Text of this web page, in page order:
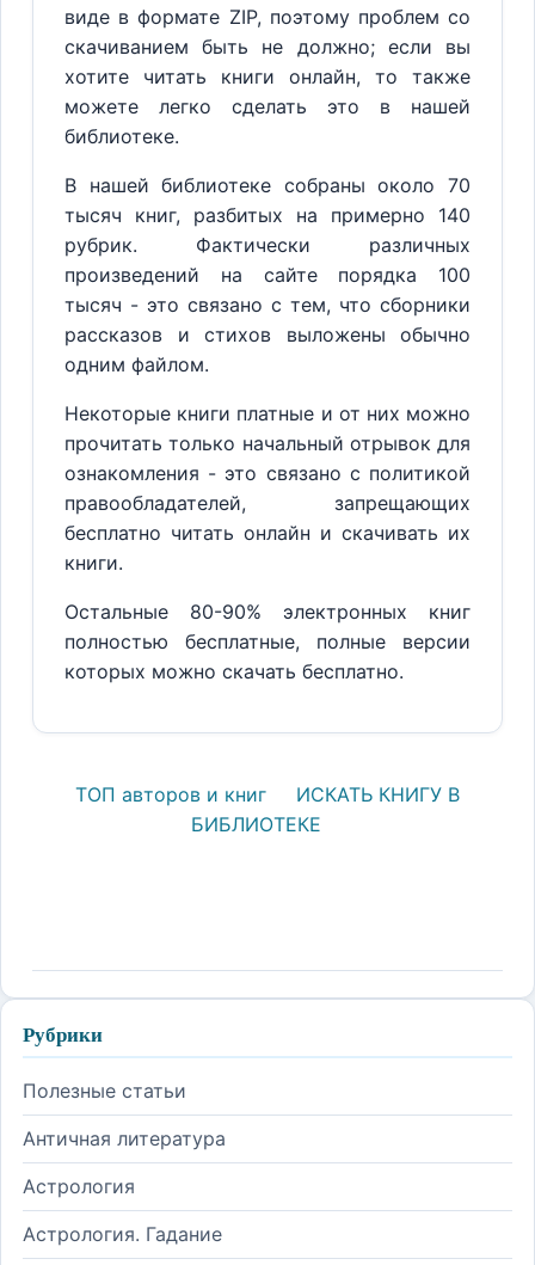
виде в формате ZIP, поэтому проблем со
скачиванием быть не должно; если вы
хотите читать книги онлайн, то также
можете легко сделать это в нашей
библиотеке.
В нашей библиотеке собраны около 70
тысяч книг, разбитых на примерно 140
рубрик. Фактически различных
произведений на сайте порядка 100
тысяч - это связано с тем, что сборники
рассказов и стихов выложены обычно
одним файлом.
Некоторые книги платные и от них можно
прочитать только начальный отрывок для
ознакомления - это связано с политикой
правообладателей, запрещающих
бесплатно читать онлайн и скачивать их
книги.
Остальные 80-90% электронных книг
полностью бесплатные, полные версии
которых можно скачать бесплатно.
ТОП авторов и книг
ИСКАТЬ КНИГУ В
БИБЛИОТЕКЕ
Рубрики
Полезные статьи
Античная литература
Астрология
Астрология. Гадание